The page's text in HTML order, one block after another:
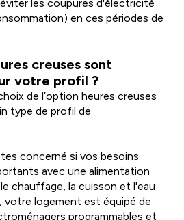
les coupures d'électricité
en ces périodes de
creuses sont
votre profil ?
de l’option heures creuses
type de profil de
concerné si vos besoins
avec une alimentation
chauffage, la cuisson et l'eau
votre logement est équipé de
programmables et